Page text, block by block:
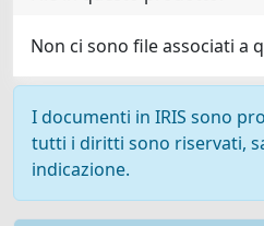
Non ci sono file associati a
I documenti in IRIS sono
tutti i diritti sono riservati,
indicazione.